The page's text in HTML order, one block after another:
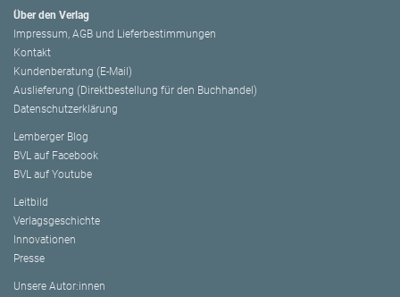
Über den Verlag
Impressum, AGB und Lieferbestimmungen
Kontakt
Kundenberatung (E-Mail)
Auslieferung (Direktbestellung für den Buchhandel)
Datenschutzerklärung
Lemberger Blog
BVL auf Facebook
BVL auf Youtube
Leitbild
Verlagsgeschichte
Innovationen
Presse
Unsere Autor:innen